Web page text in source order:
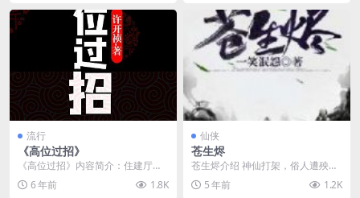
流行
《高位过招》
《高位过招》内容简介：住建厅厅
长外逃，“裸官”这个深埋已久的“地
雷”一下子在海东...
6 年前 1.8K
仙侠
苍生烬
苍生烬介绍 神仙打架，俗人遭殃。
某日，小山村天降黑指，戳破半个
村子，死伤多人，留...
5 年前 1.2K